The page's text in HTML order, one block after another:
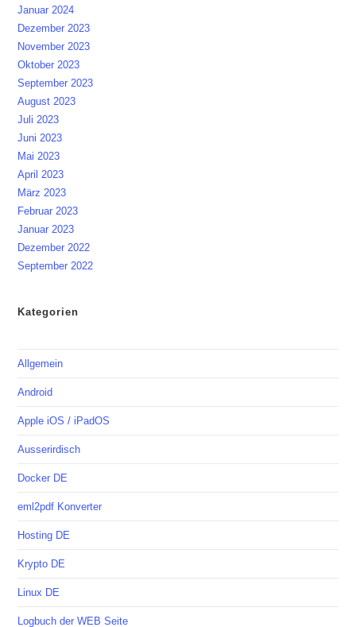
Januar 2024
Dezember 2023
November 2023
Oktober 2023
September 2023
August 2023
Juli 2023
Juni 2023
Mai 2023
April 2023
März 2023
Februar 2023
Januar 2023
Dezember 2022
September 2022
Kategorien
Allgemein
Android
Apple iOS / iPadOS
Ausserirdisch
Docker DE
eml2pdf Konverter
Hosting DE
Krypto DE
Linux DE
Logbuch der WEB Seite